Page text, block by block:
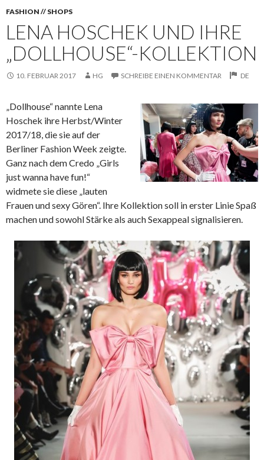
FASHION // SHOPS
LENA HOSCHEK UND IHRE
„DOLLHOUSE“-KOLLEKTION
10. FEBRUAR 2017 HG SCHREIBE EINEN KOMMENTAR DE
„Dollhouse“ nannte Lena
Hoschek ihre Herbst/Winter
2017/18, die sie auf der
Berliner Fashion Week zeigte.
Ganz nach dem Credo „Girls
just wanna have fun!“
widmete sie diese „lauten
Frauen und sexy Gören“. Ihre Kollektion soll in erster Linie Spaß
machen und sowohl Stärke als auch Sexappeal signalisieren.